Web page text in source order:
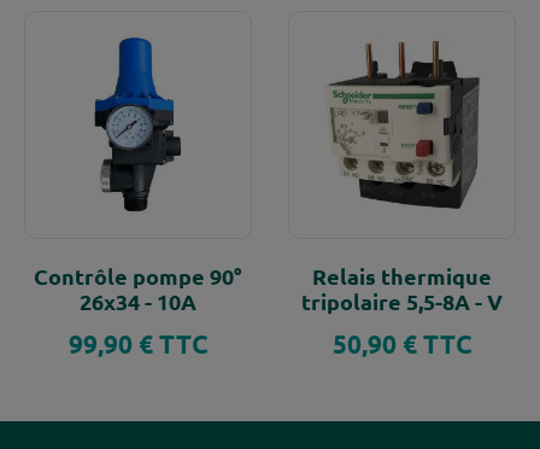
Contrôle pompe 90°
26x34 - 10A
Prix
99,90 € TTC
Relais thermique
tripolaire 5,5-8A - V
Prix
50,90 € TTC